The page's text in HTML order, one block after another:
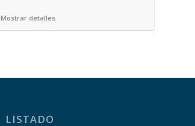
Mostrar detalles
LISTADO